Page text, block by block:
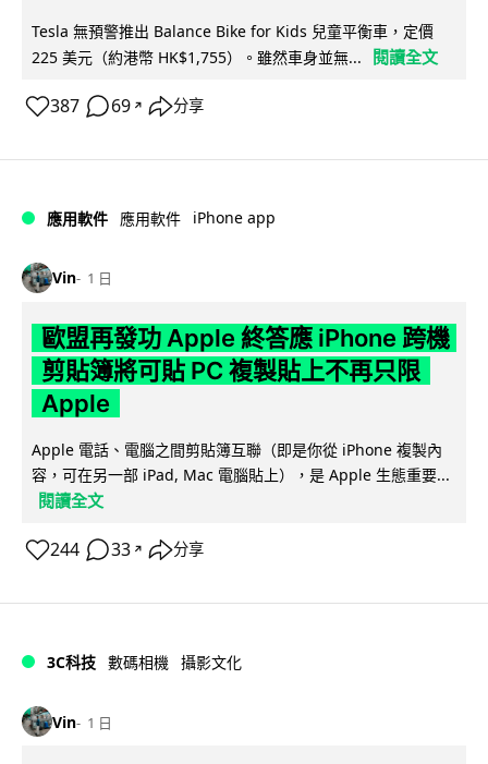
Tesla 無預警推出 Balance Bike for Kids 兒童平衡車，定價
225 美元（約港幣 HK$1,755）。雖然車身並無...
閱讀全文
387 69 ↗ 分享
應用軟件 應用軟件 iPhone app
Vin 1 日
歐盟再發功 Apple 終答應 iPhone 跨機
剪貼簿將可貼 PC 複製貼上不再只限
Apple
Apple 電話、電腦之間剪貼簿互聯（即是你從 iPhone 複製內
容，可在另一部 iPad, Mac 電腦貼上），是 Apple 生態重要...
閱讀全文
244 33 ↗ 分享
3C科技 數碼相機 攝影文化
Vin 1 日